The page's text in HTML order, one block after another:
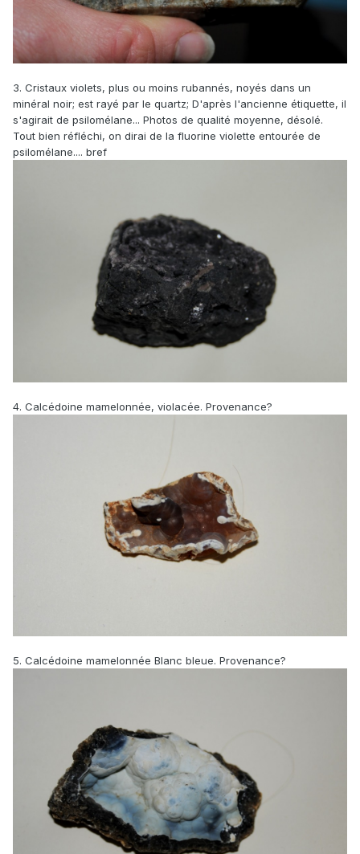
3. Cristaux violets, plus ou moins rubannés, noyés dans un
minéral noir; est rayé par le quartz; D'après l'ancienne étiquette, il
s'agirait de psilomélane... Photos de qualité moyenne, désolé.
Tout bien réfléchi, on dirai de la fluorine violette entourée de
psilomélane.... bref
4. Calcédoine mamelonnée, violacée. Provenance?
5. Calcédoine mamelonnée Blanc bleue. Provenance?